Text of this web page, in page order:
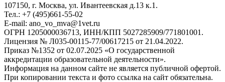
107150, г. Москва, ул. Ивантеевская д.13 к.1.
Тел.: +7 (495)661-55-02
E-mail: ano_vo_mva@1vet.ru
ОГРН 1205000036713, ИНН/КПП 5027285909/771801001.
Лицензия № Л035-00115-77/00617215 от 21.04.2022.
Приказ №1352 от 02.07.2025 «О государственной
аккредитации образовательной деятельности».
Информация на данном сайте не является публичной офертой.
При копировании текста и фото ссылка на сайт обязательна.